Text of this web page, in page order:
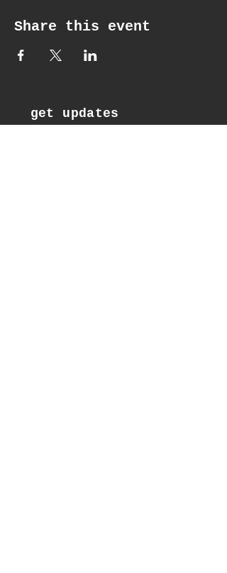
Share this event
get updates